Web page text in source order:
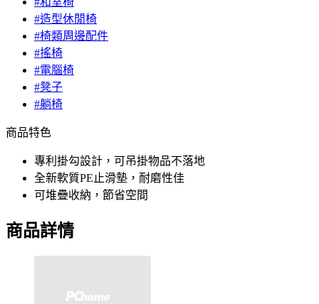
#造型休閒椅
#椅類周邊配件
#搖椅
#電腦椅
#凳子
#躺椅
商品特色
專利掛勾設計，可吊掛物品不落地
全新軟質PE止滑墊，耐磨性佳
可堆疊收納，節省空間
商品詳情